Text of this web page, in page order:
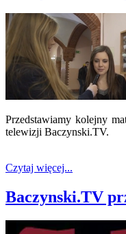
Przedstawiamy kolejny
telewizji
Czytaj więcej...
Baczynski.TV